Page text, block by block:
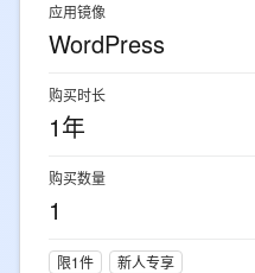
应用镜像
WordPress
购买时长
1年
购买数量
1
限1件 新人专享